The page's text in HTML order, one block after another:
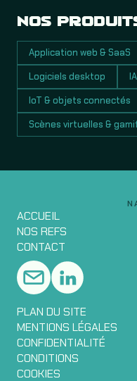
NOS
Application web & SaaS
Logiciels desktop
IoT & objets connectés
Scènes virtuelles &
ACCUEIL
NOS REFS
CONTACT
PLAN DU SITE
MENTIONS LÉGALES
CONFIDENTIALITÉ
CONDITIONS
COOKIES